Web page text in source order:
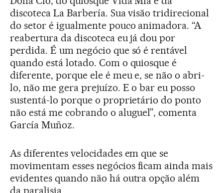
discoteca La Barbería. Sua visão tridirecional
do setor é igualmente pouco animadora. “A
reabertura da discoteca eu já dou por
perdida. É um negócio que só é rentável
quando está lotado. Com o quiosque é
diferente, porque ele é meu e, se não o abri-
lo, não me gera prejuízo. E o bar eu posso
sustentá-lo porque o proprietário do ponto
não está me cobrando o aluguel”, comenta
García Muñoz.
As diferentes velocidades em que se
movimentam esses negócios ficam ainda mais
evidentes quando não há outra opção além
da paralisia.